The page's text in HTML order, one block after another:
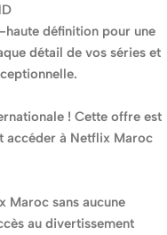
définition pour une
détail de vos séries et
! Cette offre est
accéder à Netflix Maroc
Maroc sans aucune
au divertissement